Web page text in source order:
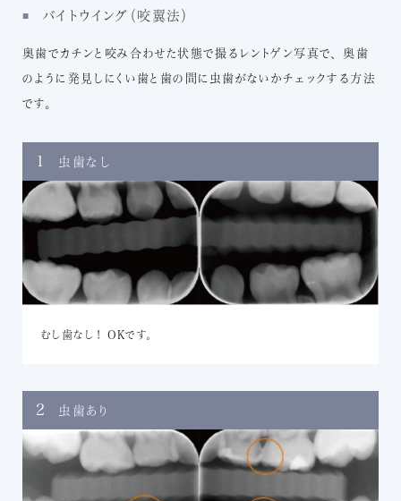
バイトウイング（咬翼法）
奥歯でカチンと咬み合わせた状態で撮るレントゲン写真で、 奥歯
のように発見しにくい歯と歯の間に虫歯がないかチェックする方法
です。
1 虫歯なし
むし歯なし！ OKです。
2 虫歯あり